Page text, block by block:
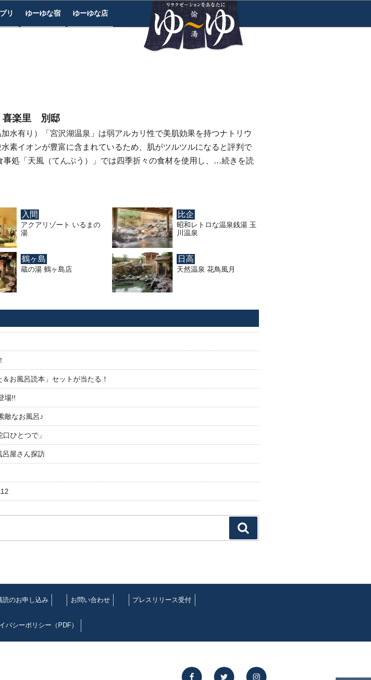
リ ゆーゆな宿 ゆーゆな店
楽里 別邸
水有り）「宮沢湖温泉」は弱アルカリ性で美肌効果を持つナトリウ
水素イオンが豊富に含まれているため、肌がツルツルになると評判で
事処「天風（てんぷう）」では四季折々の食材を使用し、…続きを読
入間
アクアリゾート いるまの
湯
比企
昭和レトロな温泉銭湯 玉
川温泉
鶴ヶ島
蔵の湯 鶴ヶ島店
日高
天然温泉 花鳥風月
お風呂読本」セットが当たる！
場!!
敵なお風呂♪
ひとつで」
呂屋さん探訪
索
読のお申し込み お問い合わせ プレスリリース受付
バシーポリシー（PDF）
facebooktwitter instagram